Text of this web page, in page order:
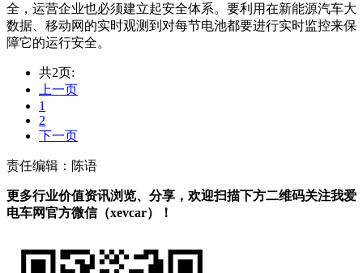
全，运营企业也必须建立起安全体系。要利用在新能源汽车大
数据、移动网的实时观测到对每节电池都要进行实时监控来保
障它的运行安全。
共2页:
上一页
1
2
下一页
责任编辑：陈语
更多行业价值资讯浏览、分享，欢迎扫描下方二维码关注我爱
电车网官方微信（xevcar）！